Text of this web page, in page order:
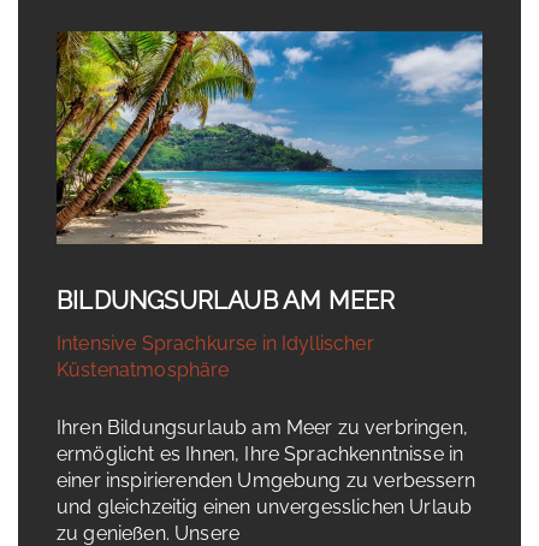
BILDUNGSURLAUB AM MEER
Intensive Sprachkurse in Idyllischer
Küstenatmosphäre
Ihren Bildungsurlaub am Meer zu verbringen,
ermöglicht es Ihnen, Ihre Sprachkenntnisse in
einer inspirierenden Umgebung zu verbessern
und gleichzeitig einen unvergesslichen Urlaub
zu genießen. Unsere